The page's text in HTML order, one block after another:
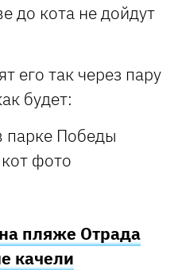
до кота не дойдут
его так через пару
будет:
пляже Отрада
качели